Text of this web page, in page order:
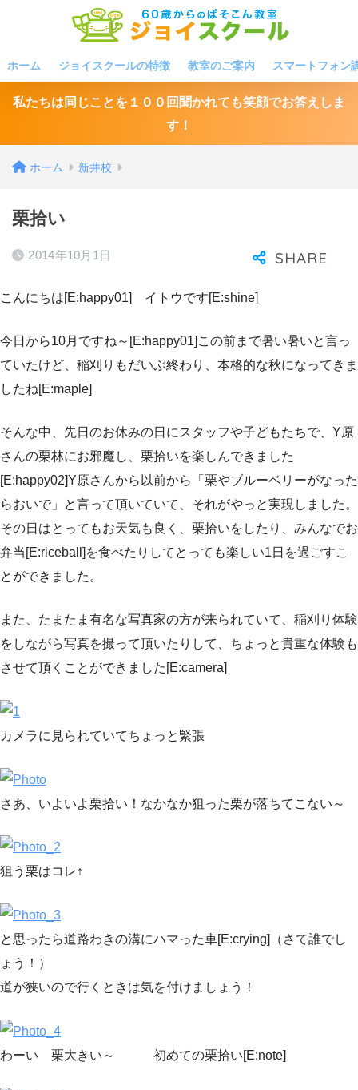
ホーム ジョイスクールの特徴 教室のご案内 スマートフォン
私たちは同じことを１００回聞かれても笑顔でお答えしま
す！
ホーム 新井校
栗拾い
2014年10月1日
こんにちは[E:happy01] イトウです[E:shine]
今日から10月ですね～[E:happy01]この前まで暑い暑いと言っ
ていたけど、稲刈りもだいぶ終わり、本格的な秋になってきま
したね[E:maple]
そんな中、先日のお休みの日にスタッフや子どもたちで、Y原
さんの栗林にお邪魔し、栗拾いを楽しんできました
[E:happy02]Y原さんから以前から「栗やブルーベリーがなった
らおいで」と言って頂いていて、それがやっと実現しました。
その日はとってもお天気も良く、栗拾いをしたり、みんなでお
弁当[E:riceball]を食べたりしてとっても楽しい1日を過ごすこ
とができました。
また、たまたま有名な写真家の方が来られていて、稲刈り体験
をしながら写真を撮って頂いたりして、ちょっと貴重な体験も
させて頂くことができました[E:camera]
カメラに見られていてちょっと緊張
さあ、いよいよ栗拾い！なかなか狙った栗が落ちてこない～
狙う栗はコレ↑
と思ったら道路わきの溝にハマった車[E:crying]（さて誰でし
ょう！）
道が狭いので行くときは気を付けましょう！
わーい 栗大きい～ 初めての栗拾い[E:note]